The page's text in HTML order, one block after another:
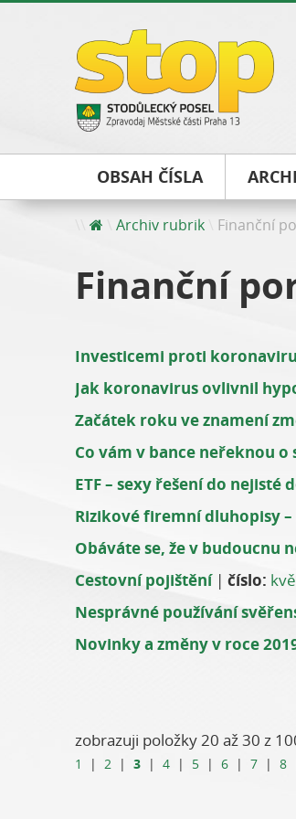
OBSAH ČÍSLA
Archiv rubrik Finanční
Finanční
Investicemi proti koronaviru
Jak koronavirus ovlivnil
Začátek roku ve znamení
Co vám v bance neřeknou
ETF – sexy řešení do nejisté
Rizikové firemní dluhopisy
Obáváte se, že v budoucnu
Cestovní pojištění| číslo:
Nesprávné používání
Novinky a změny v roce
zobrazuji položky 20 až 30 z
1 | 2 | 3 | 4 | 5 | 6 | 7 | 8